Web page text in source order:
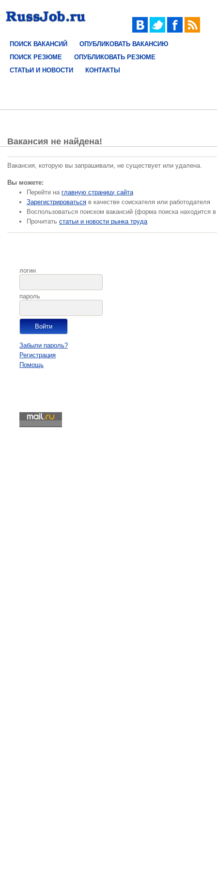
ПОИСК ВАКАНСИЙ
ОПУБЛИКОВАТЬ ВАКАНСИЮ
ПОИСК РЕЗЮМЕ
ОПУБЛИКОВАТЬ РЕЗЮМЕ
СТАТЬИ И НОВОСТИ
КОНТАКТЫ
Вакансия не найдена!
Вакансия, которую вы запрашивали, не существует или удалена.
Вы можете:
Перейти на главную страницу сайта
Зарегистрироваться в качестве соискателя или работодателя
Воспользоваться поиском вакансий (форма поиска находится
Прочитать статьи и новости рынка труда
логин
пароль
Забыли пароль?
Регистрация
Помощь